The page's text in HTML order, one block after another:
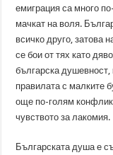
емиграция са много
мачкат на воля.
всичко друго, затова
се бои от тях като
българска
правилата с малките
още по-голям
чувството за лакомия.
Българската душа е